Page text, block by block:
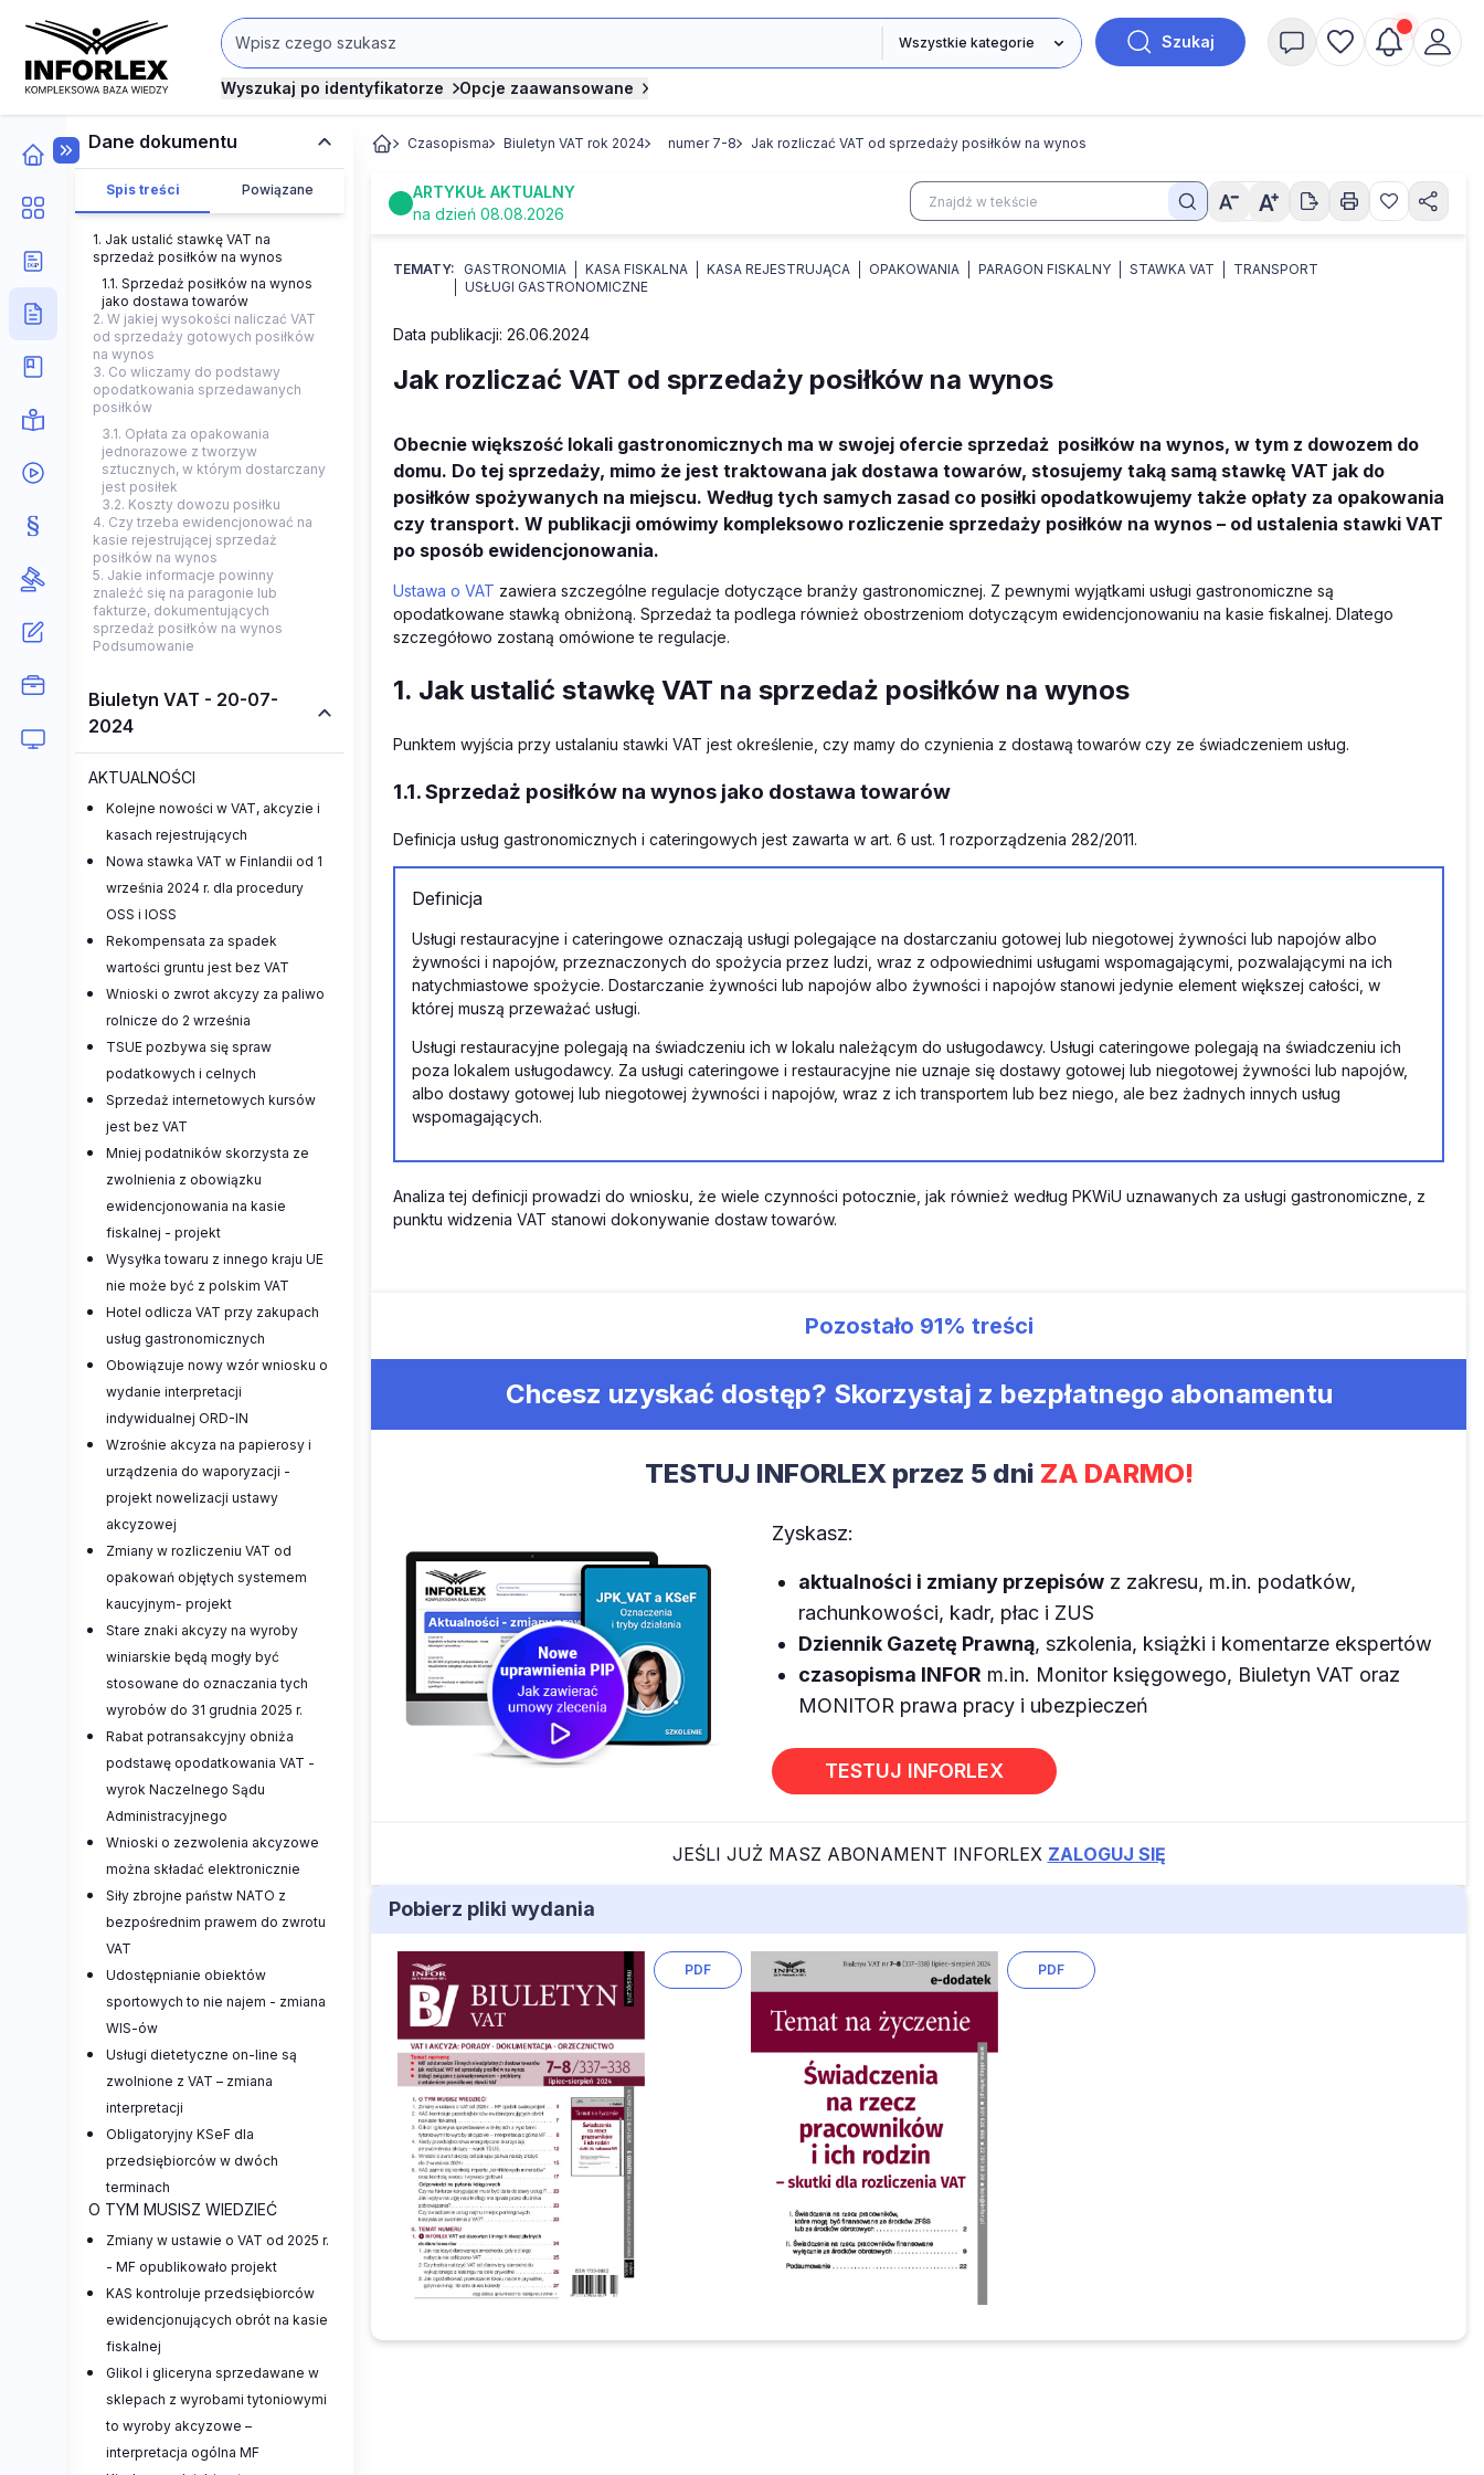
Szukaj
Wyszukaj po identyfikatorze Opcje zaawansowane
Dane dokumentu
Spis treści Powiązane
1. Jak ustalić stawkę VAT na
sprzedaż posiłków na wynos
1.1. Sprzedaż posiłków na wynos
jako dostawa towarów
2. W jakiej wysokości naliczać VAT
od sprzedaży gotowych posiłków
na wynos
3. Co wliczamy do podstawy
opodatkowania sprzedawanych
posiłków
3.1. Opłata za opakowania
jednorazowe z tworzyw
sztucznych, w którym dostarczany
jest posiłek
3.2. Koszty dowozu posiłku
4. Czy trzeba ewidencjonować na
kasie rejestrującej sprzedaż
posiłków na wynos
5. Jakie informacje powinny
znaleźć się na paragonie lub
fakturze, dokumentujących
sprzedaż posiłków na wynos
Podsumowanie
Biuletyn VAT - 20-07-
2024
AKTUALNOŚCI
Kolejne nowości w VAT, akcyzie i
kasach rejestrujących
Nowa stawka VAT w Finlandii od 1
września 2024 r. dla procedury
OSS i IOSS
Rekompensata za spadek
wartości gruntu jest bez VAT
Wnioski o zwrot akcyzy za paliwo
rolnicze do 2 września
TSUE pozbywa się spraw
podatkowych i celnych
Sprzedaż internetowych kursów
jest bez VAT
Mniej podatników skorzysta ze
zwolnienia z obowiązku
ewidencjonowania na kasie
fiskalnej - projekt
Wysyłka towaru z innego kraju UE
nie może być z polskim VAT
Hotel odlicza VAT przy zakupach
usług gastronomicznych
Obowiązuje nowy wzór wniosku o
wydanie interpretacji
indywidualnej ORD-IN
Wzrośnie akcyza na papierosy i
urządzenia do waporyzacji -
projekt nowelizacji ustawy
akcyzowej
Zmiany w rozliczeniu VAT od
opakowań objętych systemem
kaucyjnym- projekt
Stare znaki akcyzy na wyroby
winiarskie będą mogły być
stosowane do oznaczania tych
wyrobów do 31 grudnia 2025 r.
Rabat potransakcyjny obniża
podstawę opodatkowania VAT -
wyrok Naczelnego Sądu
Administracyjnego
Wnioski o zezwolenia akcyzowe
można składać elektronicznie
Siły zbrojne państw NATO z
bezpośrednim prawem do zwrotu
VAT
Udostępnianie obiektów
sportowych to nie najem - zmiana
WIS-ów
Usługi dietetyczne on-line są
zwolnione z VAT – zmiana
interpretacji
Obligatoryjny KSeF dla
przedsiębiorców w dwóch
terminach
O TYM MUSISZ WIEDZIEĆ
Zmiany w ustawie o VAT od 2025 r.
- MF opublikowało projekt
KAS kontroluje przedsiębiorców
ewidencjonujących obrót na kasie
fiskalnej
Glikol i gliceryna sprzedawane w
sklepach z wyrobami tytoniowymi
to wyroby akcyzowe –
interpretacja ogólna MF
Czasopisma Biuletyn VAT rok 2024 numer 7-8 Jak rozliczać VAT od sprzedaży posiłków na wynos
ARTYKUŁ AKTUALNY
na dzień 08.08.2026
TEMATY: GASTRONOMIA KASA FISKALNA KASA REJESTRUJĄCA OPAKOWANIA PARAGON FISKALNY STAWKA VAT
TRANSPORT
USŁUGI GASTRONOMICZNE
Data publikacji: 26.06.2024
Jak rozliczać VAT od sprzedaży posiłków na wynos
Obecnie większość lokali gastronomicznych ma w swojej ofercie sprzedaż posiłków na wynos, w tym z dowozem do
domu. Do tej sprzedaży, mimo że jest traktowana jak dostawa towarów, stosujemy taką samą stawkę VAT jak do
posiłków spożywanych na miejscu. Według tych samych zasad co posiłki opodatkowujemy także opłaty za opakowania
czy transport. W publikacji omówimy kompleksowo rozliczenie sprzedaży posiłków na wynos – od ustalenia stawki VAT
po sposób ewidencjonowania.
Ustawa o VAT zawiera szczególne regulacje dotyczące branży gastronomicznej. Z pewnymi wyjątkami usługi gastronomiczne są
opodatkowane stawką obniżoną. Sprzedaż ta podlega również obostrzeniom dotyczącym ewidencjonowaniu na kasie fiskalnej. Dlatego
szczegółowo zostaną omówione te regulacje.
1. Jak ustalić stawkę VAT na sprzedaż posiłków na wynos
Punktem wyjścia przy ustalaniu stawki VAT jest określenie, czy mamy do czynienia z dostawą towarów czy ze świadczeniem usług.
1.1. Sprzedaż posiłków na wynos jako dostawa towarów
Definicja usług gastronomicznych i cateringowych jest zawarta w art. 6 ust. 1 rozporządzenia 282/2011.
Definicja
Usługi restauracyjne i cateringowe oznaczają usługi polegające na dostarczaniu gotowej lub niegotowej żywności lub napojów albo
żywności i napojów, przeznaczonych do spożycia przez ludzi, wraz z odpowiednimi usługami wspomagającymi, pozwalającymi na ich
natychmiastowe spożycie. Dostarczanie żywności lub napojów albo żywności i napojów stanowi jedynie element większej całości, w
której muszą przeważać usługi.
Usługi restauracyjne polegają na świadczeniu ich w lokalu należącym do usługodawcy. Usługi cateringowe polegają na świadczeniu ich
poza lokalem usługodawcy. Za usługi cateringowe i restauracyjne nie uznaje się dostawy gotowej lub niegotowej żywności lub napojów,
albo dostawy gotowej lub niegotowej żywności i napojów, wraz z ich transportem lub bez niego, ale bez żadnych innych usług
wspomagających.
Analiza tej definicji prowadzi do wniosku, że wiele czynności potocznie, jak również według PKWiU uznawanych za usługi gastronomiczne, z
punktu widzenia VAT stanowi dokonywanie dostaw towarów.
Pozostało 91% treści
Chcesz uzyskać dostęp? Skorzystaj z bezpłatnego abonamentu
TESTUJ INFORLEX przez 5 dni ZA DARMO!
Zyskasz:
aktualności i zmiany przepisówz zakresu, m.in. podatków,
rachunkowości, kadr, płac i ZUS
Dziennik Gazetę Prawną, szkolenia, książki i komentarze ekspertów
czasopisma INFOR m.in. Monitor księgowego, Biuletyn VAT oraz
MONITOR prawa pracy i ubezpieczeń
TESTUJ INFORLEX
JEŚLI JUŻ MASZ ABONAMENT INFORLEX ZALOGUJ SIĘ
Pobierz pliki wydania
PDF PDF